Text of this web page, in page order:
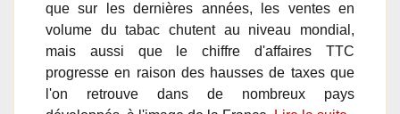
que sur les dernières années, les ventes en
volume du tabac chutent au niveau mondial,
mais aussi que le chiffre d'affaires TTC
progresse en raison des hausses de taxes que
l'on retrouve dans de nombreux pays